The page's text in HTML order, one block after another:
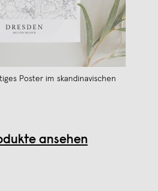
Poster im skandinavischen
ansehen